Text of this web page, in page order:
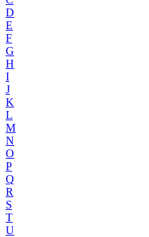
D
E
F
G
H
I
J
K
L
M
N
O
P
Q
R
S
T
U